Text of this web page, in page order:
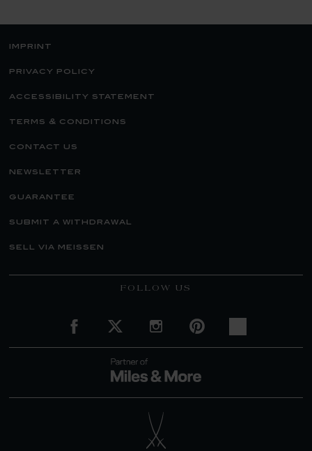
imprint
privacy policy
accessibility statement
terms & conditions
contact us
newsletter
guarantee
submit a withdrawal
sell via meissen
FOLLOW US